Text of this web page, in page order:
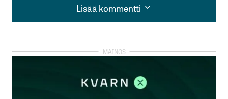
Lisää kommentti
Lisää kommentti
kirjautua
rekisteröityä